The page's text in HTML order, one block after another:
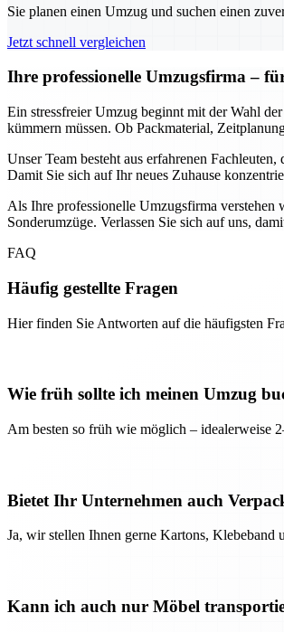
Sie planen einen Umzug und suchen einen
Jetzt schnell vergleichen
Ihre professionelle Umzugsfirma –
Ein stressfreier Umzug beginnt mit der Wahl
kümmern müssen. Ob Packmaterial,
Unser Team besteht aus erfahrenen
Damit Sie sich auf Ihr neues Zuhause
Als Ihre professionelle Umzugsfirma
Sonderumzüge. Verlassen Sie sich auf uns,
FAQ
Häufig gestellte Fragen
Hier finden Sie Antworten auf die häufigsten
Wie früh sollte ich meinen Umzug
Am besten so früh wie möglich – idealerweise
Bietet Ihr Unternehmen auch
Ja, wir stellen Ihnen gerne Kartons,
Kann ich auch nur Möbel